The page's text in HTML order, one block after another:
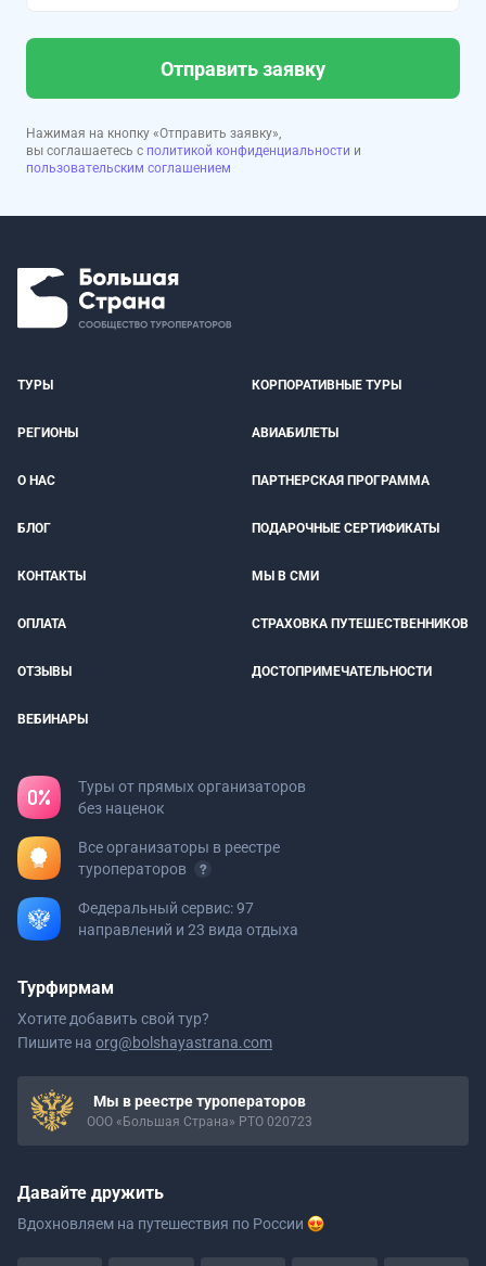
Отправить заявку
Нажимая на кнопку «Отправить заявку»,
вы соглашаетесь с политикой конфиденциальности и
пользовательским соглашением
ТУРЫ КОРПОРАТИВНЫЕ ТУРЫ
РЕГИОНЫ АВИАБИЛЕТЫ
О НАС ПАРТНЕРСКАЯ ПРОГРАММА
БЛОГ ПОДАРОЧНЫЕ СЕРТИФИКАТЫ
КОНТАКТЫ МЫ В СМИ
ОПЛАТА СТРАХОВКА ПУТЕШЕСТВЕННИКОВ
ОТЗЫВЫ ДОСТОПРИМЕЧАТЕЛЬНОСТИ
ВЕБИНАРЫ
Туры от прямых организаторов
без наценок
Все организаторы в реестре
туроператоров
Федеральный сервис: 97
направлений и 23 вида отдыха
Турфирмам
Хотите добавить свой тур?
Пишите на org@bolshayastrana.com
Мы в реестре туроператоров
ООО «Большая Страна» РТО 020723
Давайте дружить
Вдохновляем на путешествия по России